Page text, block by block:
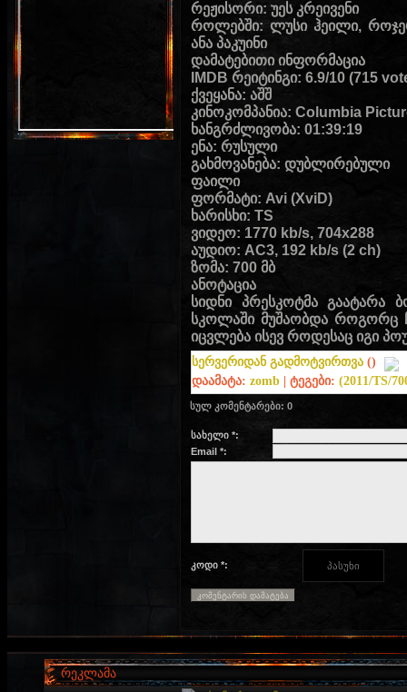
რეჟისორი: უეს კრეივენი
როლებში: ლუსი ჰეილი,
ანა პაკუინი
დამატებითი ინფორმაცია
IMDB რეიტინგი: 6.9/10 (715
ქვეყანა: აშშ
კინოკომპანია: Columbia
ხანგრძლივობა: 01:39:19
ენა: რუსული
გახმოვანება: დუბლირებული
ფაილი
ფორმატი: Avi (XviD)
ხარისხი: TS
ვიდეო: 1770 kb/s, 704x288
აუდიო: AC3, 192 kb/s (2 ch)
ზომა: 700 მბ
ანოტაცია
სიდნი პრესკოტმა გაატარა
სკოლაში მუშაობდა როგორც
იცვლება ისევ როდესაც იგი
სერვერიდან გადმოტვირთვა ()
დაამატა: zomb ტეგები: (2011/TS/
სულ კომენტარები: 0
სახელი *:
Email *:
კოდი *:
რეკლამა